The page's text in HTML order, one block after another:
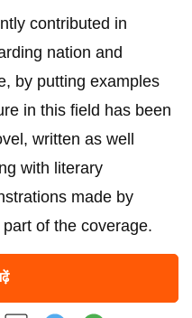
contributed in
nation and
by putting examples
in this field has been
written as well
with literary
made by
of the coverage.